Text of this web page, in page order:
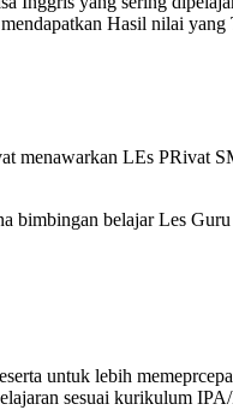
Hasil nilai
LEs PRivat
bimbingan belajar Les
untuk lebih
sesuai kurikulum